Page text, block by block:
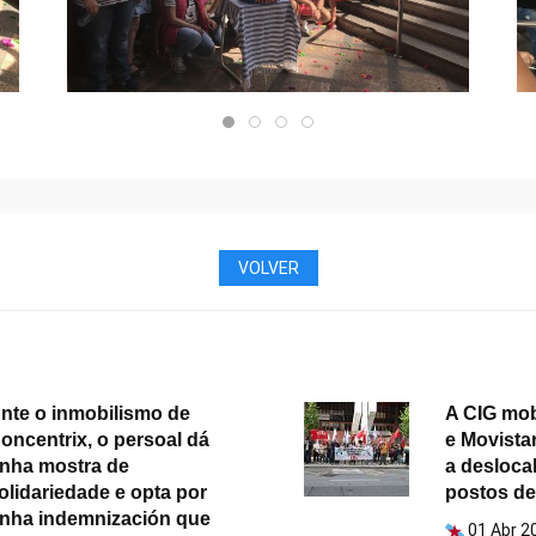
VOLVER
o inmobilismo de
o persoal dá
mostra de
e opta por
indemnización que
A CIG
e
a
postos
01 Abr